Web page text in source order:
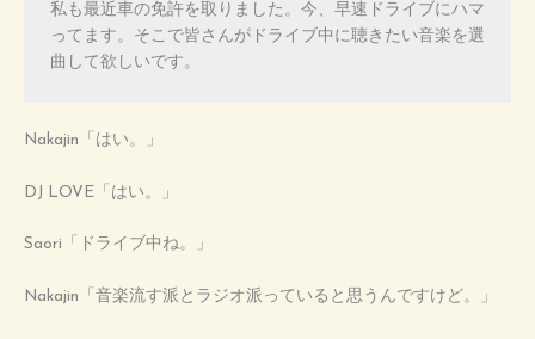
私も最近車の免許を取りました。今、早速ドライブにハマ
ってます。そこで皆さんがドライブ中に聴きたい音楽を選
曲して欲しいです。
Nakajin「はい。」
DJ LOVE「はい。」
Saori「ドライブ中ね。」
Nakajin「音楽流す派とラジオ派っていると思うんですけど。」